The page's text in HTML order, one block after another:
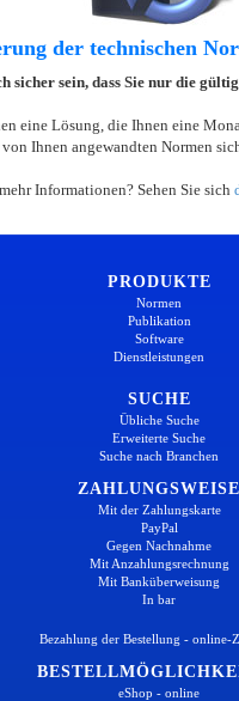
der technischen
sicher sein, dass Sie nur die
eine Lösung, die Ihnen eine
Ihnen angewandten Normen
Informationen? Sehen Sie sich
PRODUKTE
Normen
Publikation
Software
Dienstleistungen
SUCHE
Übliche Suche
Erweiterte Suche
Suche nach Branchen
ZAHLUNGSWEISE
Mit der Zahlungskarte
PayPal
Gegen Nachnahme
Mit Anzahlungsrechnung
Mit Banküberweisung
In bar
Bezahlung der Bestellung - online-
eShop - online